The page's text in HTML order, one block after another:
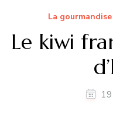
La
Le kiwi